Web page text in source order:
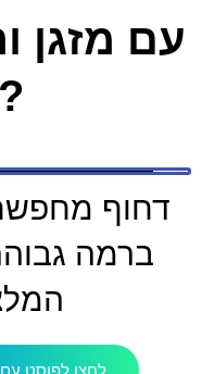
עם מזגן
דחוף
ברמה